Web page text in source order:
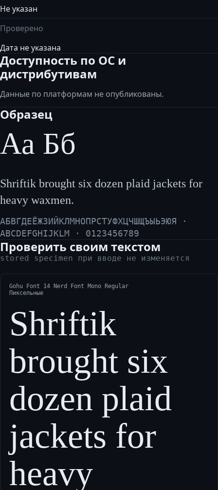
Не указан
Проверено
Дата не указана
Доступность по ОС и
дистрибутивам
Данные по платформам не опубликованы.
Образец
Аа Бб
Shriftik brought six dozen plaid jackets for
heavy waxmen.
АБВГДЕЁЖЗИЙКЛМНОПРСТУФХЦЧШЩЪЫЬЭЮЯ ·
ABCDEFGHIJKLM · 0123456789
Проверить своим текстом
stored specimen при вводе не изменяется
Gohu Font 14 Nerd Font Mono Regular
Пиксельные
Shriftik
brought six
dozen plaid
jackets for
heavy